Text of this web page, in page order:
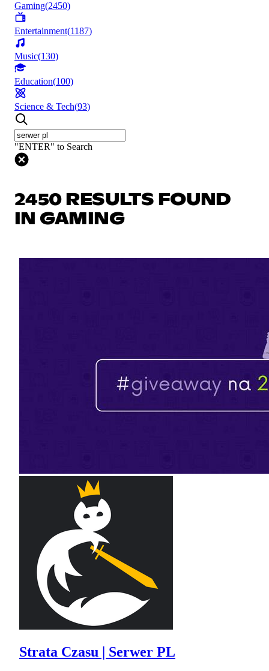
Gaming(2450)
Entertainment(1187)
Music(130)
Education(100)
Science & Tech(93)
"ENTER" to Search
2450 RESULTS FOUND
IN GAMING
Strata Czasu | Serwer PL